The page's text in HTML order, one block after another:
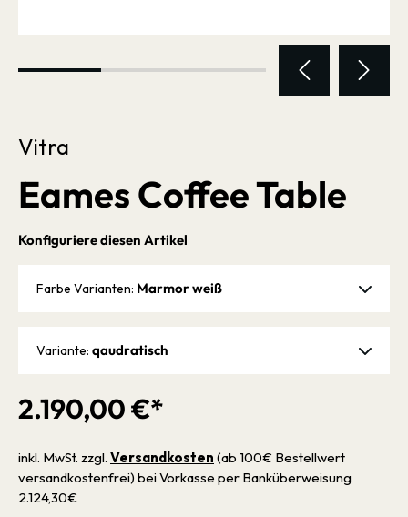
Vitra
Eames Coffee Table
2.190,00 €*
inkl. MwSt. zzgl. Versandkosten (ab 100€ Bestellwert
versandkostenfrei) bei Vorkasse per Banküberweisung
2.124,30€
Konfiguriere diesen Artikel
Farbe Varianten: Marmor weiß
Variante: qaudratisch